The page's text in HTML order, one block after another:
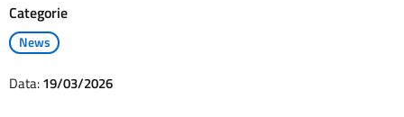
Categorie
News
Data:19/03/2026